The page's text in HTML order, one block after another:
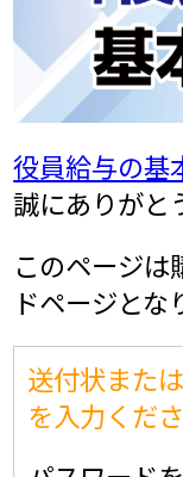
役員給与の基
誠にありがと
このページは
ドページとな
送付状また
を入力くださ